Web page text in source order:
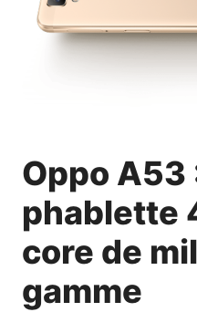
Oppo A53
phablette
core de
gamme